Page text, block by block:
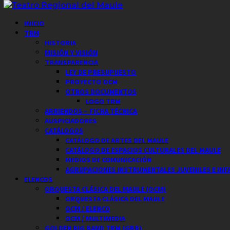
Saltar
contenido
Menú
principal
INICIO
TRM
HISTORIA
MISIÓN Y VISIÓN
TRANSPARENCIA
LEY DE PRESUPUESTO
PROYECTO OCM
OTROS DOCUMENTOS
LOGO TRM
ARRIENDOS – FICHA TÉCNICA
AUSPICIADORES
CATÁLOGOS
CATÁLOGO DE ARTES DEL MAULE
CATÁLOGO DE ESPACIOS CULTURALES DEL MAULE
MEDIOS DE COMUNICACIÓN
AGRUPACIONES INSTRUMENTALES JUVENILES E
ELENCOS
ORQUESTA CLÁSICA DEL MAULE (OCM)
ORQUESTA CLÁSICA DEL MAULE
OCM / ELENCO
OCM / MULTIMEDIA
GOLDEN BIG BAND TRM (GBB)